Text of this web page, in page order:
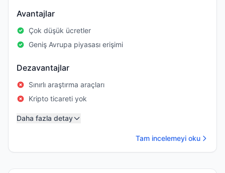
Avantajlar
Çok düşük ücretler
Geniş Avrupa piyasası erişimi
Dezavantajlar
Sınırlı araştırma araçları
Kripto ticareti yok
Daha fazla detay
Tam incelemeyi oku